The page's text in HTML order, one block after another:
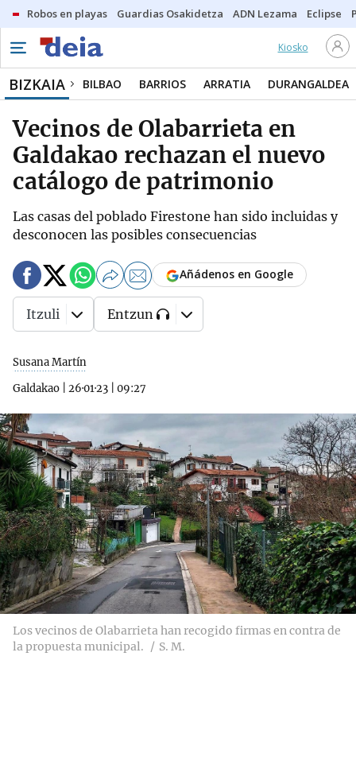
Robos en playas Guardias Osakidetza ADN Lezama Eclipse
Kiosko
BIZKAIA BILBAO BARRIOS ARRATIA DURANGALDEA
Vecinos de Olabarrieta en
Galdakao rechazan el nuevo
catálogo de patrimonio
Las casas del poblado Firestone han sido incluidas y
desconocen las posibles consecuencias
Susana Martín
Galdakao
26·01·23 09:27
Añádenos en Google
Itzuli Entzun
Los vecinos de Olabarrieta han recogido firmas en contra de
la propuesta municipal.
S. M.